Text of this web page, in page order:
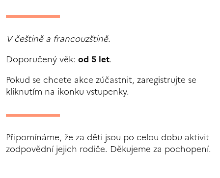
V češtině a francouzštině.
Doporučený věk: od 5 let.
Pokud se chcete akce zúčastnit, zaregistrujte se
kliknutím na ikonku vstupenky.
Připomínáme, že za děti jsou po celou dobu aktivit
zodpovědní jejich rodiče. Děkujeme za pochopení.